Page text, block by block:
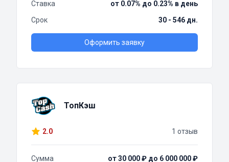
Ставка
от 0.07% до 0.23% в день
Срок
30 - 546 дн.
Оформить заявку
ТопКэш
2.0 1 отзыв
Сумма от 30 000 ₽ до 6 000 000 ₽